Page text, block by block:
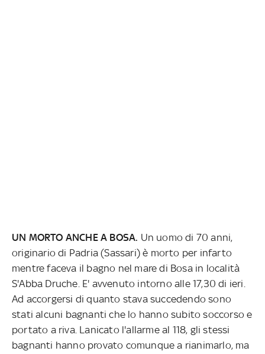
UN MORTO ANCHE A BOSA. Un uomo di 70 anni,
originario di Padria (Sassari) è morto per infarto
mentre faceva il bagno nel mare di Bosa in località
S'Abba Druche. E' avvenuto intorno alle 17,30 di ieri.
Ad accorgersi di quanto stava succedendo sono
stati alcuni bagnanti che lo hanno subito soccorso e
portato a riva. Lanicato l'allarme al 118, gli stessi
bagnanti hanno provato comunque a rianimarlo, ma